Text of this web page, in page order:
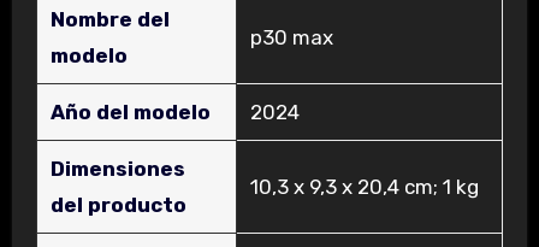
Nombre del
modelo
‎p30 max
Año del modelo ‎2024
Dimensiones
del producto
‎10,3 x 9,3 x 20,4 cm; 1 kg